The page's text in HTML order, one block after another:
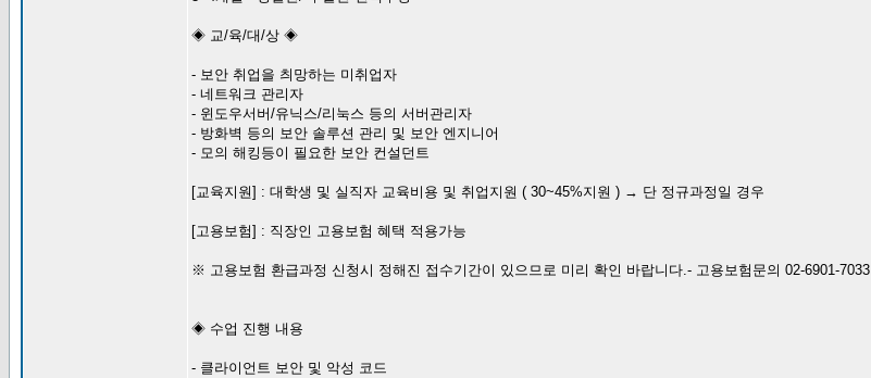
◈ 교/육/대/상 ◈
- 보안 취업을 츼망하는 미취업자
- 네트워크 관리자
- 윈도우서버/유닉스/리눅스 등의 서버관리자
- 방화벽 등의 보안 솔루션 관리 및 보안 엔지니어
- 모의 해킹등이 필요한 보안 컨설던트
[교육지원] : 대학생 및 실직자 교육비용 및 취업지원 ( 30~45%지원 ) → 단 정규과정일 경우
[고용보험] : 직장인 고용보험 혜택 적용가능
※ 고용보험 환급과정 신청시 정해진 접수기간이 있으므로 미리 확인 바랍니다.- 고용보험문의 02-6901-7033
◈ 수업 진행 내용
- 클라이언트 보안 및 악성 코드